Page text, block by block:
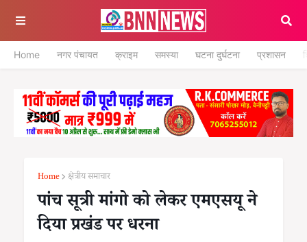
Home नगर पंचायत क्राइम समस्या घटना दुर्घटना प्रशासन
Home क्षेत्रीय समाचार
पांच सूत्री मांगो को लेकर एमएसयू ने
दिया प्रखंड पर धरना